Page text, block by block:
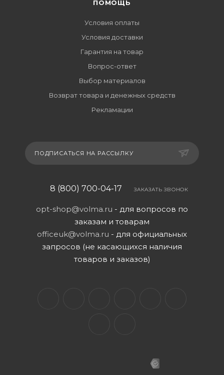
ПОМОЩЬ
Условия оплаты
Условия доставки
Гарантия на товар
Вопрос-ответ
Выбор материалов
Возврат товара и денежных средств
Рекламации
ПОДПИСАТЬСЯ НА РАССЫЛКУ
8 (800) 700-04-17 ЗАКАЗАТЬ ЗВОНОК
opt-shop@volma.ru - для вопросов по
заказам и товарам
officeuk@volma.ru - для официальных
запросов (не касающихся наличия
товаров и заказов)